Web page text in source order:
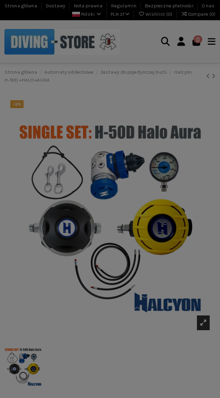
Strona główna Dostawy Nota prawna Regulamin Bezpieczne płatności
O nas
Polski
PLN zł Wishlist (0) Compare (0)
0
Strona główna Automaty oddechowe Zestawy do pojedynczej butli
Halcyon
H-50D +HALO +AURA
-16%